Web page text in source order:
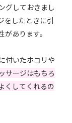
グしておきまし
をしたときに引
あります。
付いたホコリや
サージはもちろ
くしてくれるの